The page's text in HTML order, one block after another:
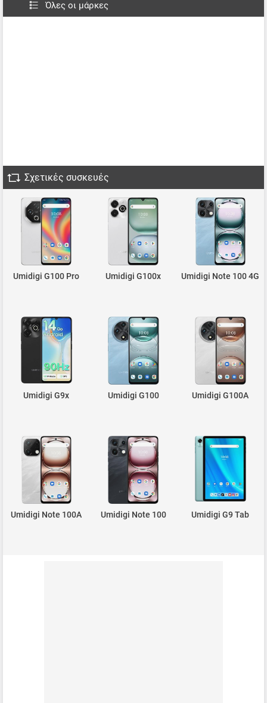
Όλες οι μάρκες
Σχετικές συσκευές
Umidigi G100 Pro Umidigi G100x Umidigi Note 100 4G
Umidigi G9x Umidigi G100 Umidigi G100A
Umidigi Note 100A Umidigi Note 100 Umidigi G9 Tab